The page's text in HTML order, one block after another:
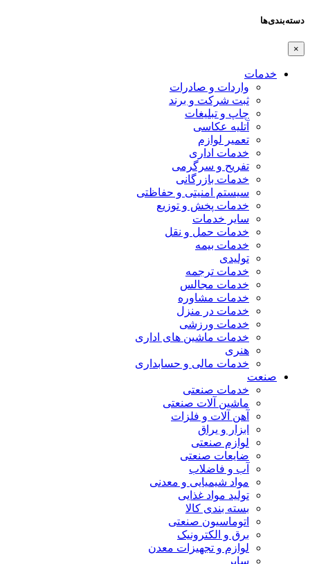
دسته‌بندی‌ها
×
خدمات
واردات و صادرات
ثبت شرکت و برند
چاپ و تبلیغات
آتلیه عکاسی
تعمیر لوازم
خدمات اداری
تفریح و سرگرمی
خدمات بازرگانی
سیستم امنیتی و حفاظتی
خدمات پخش و توزیع
سایر خدمات
خدمات حمل و نقل
خدمات بیمه
تولیدی
خدمات ترجمه
خدمات مجالس
خدمات مشاوره
خدمات در منزل
خدمات ورزشی
خدمات ماشین های اداری
هنری
خدمات مالی و حسابداری
صنعت
خدمات صنعتی
ماشین آلات صنعتی
آهن آلات و فلزات
ابزار و یراق
لوازم صنعتی
ضایعات صنعتی
آب و فاضلاب
مواد شیمیایی و معدنی
تولید مواد غذایی
بسته بندی کالا
اتوماسیون صنعتی
برق و الکترونیک
لوازم و تجهیزات معدن
سایر